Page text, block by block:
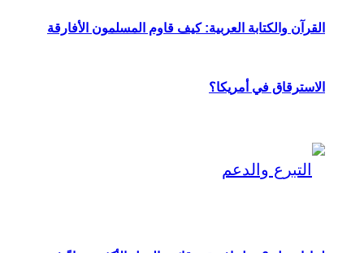
القرآن والكتابة العربية: كيف قاوم المسلمون الأفارقة
الاسترقاق في أمريكا؟